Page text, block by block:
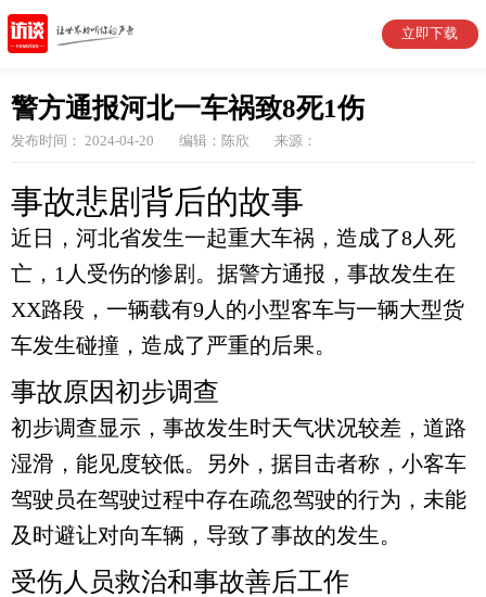
立即下载
警方通报河北一车祸致8死1伤
发布时间： 2024-04-20 编辑：陈欣 来源：
事故悲剧背后的故事
近日，河北省发生一起重大车祸，造成了8人死
亡，1人受伤的惨剧。据警方通报，事故发生在
XX路段，一辆载有9人的小型客车与一辆大型货
车发生碰撞，造成了严重的后果。
事故原因初步调查
初步调查显示，事故发生时天气状况较差，道路
湿滑，能见度较低。另外，据目击者称，小客车
驾驶员在驾驶过程中存在疏忽驾驶的行为，未能
及时避让对向车辆，导致了事故的发生。
受伤人员救治和事故善后工作